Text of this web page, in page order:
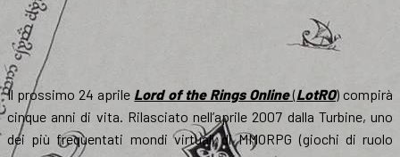
Il prossimo 24 aprile Lord of the Rings Online(LotRO)compirà
cinque anni di vita. Rilasciato nell’aprile 2007 dalla Turbine, uno
dei più frequentati mondi virtuali di MMORPG (giochi di ruolo